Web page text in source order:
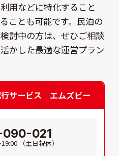
用などに特化すること
ことも可能です。民泊の
討中の方は、ぜひご相談
かした最適な運営プラン
サービス｜エムズビー
090-021
（土日祝休）